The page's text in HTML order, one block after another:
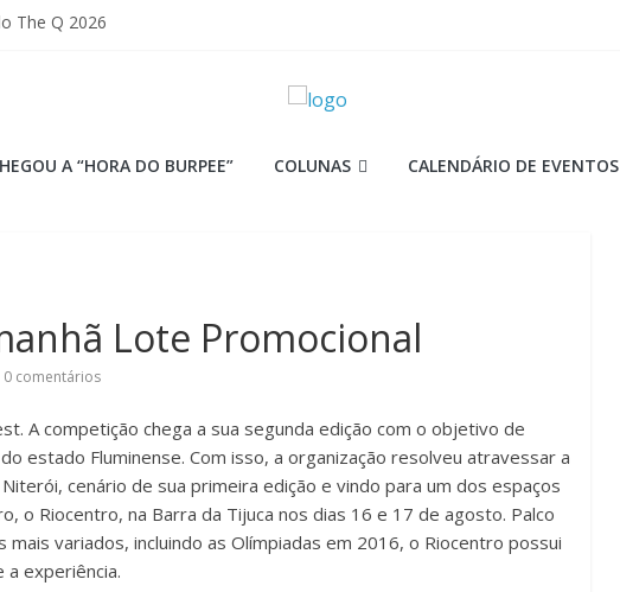
The Q 2026
A “HORA DO BURPEE” COLUNAS CALENDÁRIO DE EVENTOS
Lote Promocional
0 comentários
A competição chega a sua segunda edição com o objetivo de
estado Fluminense. Com isso, a organização resolveu atravessar a
cenário de sua primeira edição e vindo para um dos espaços
o Riocentro, na Barra da Tijuca nos dias 16 e 17 de agosto. Palco
variados, incluindo as Olímpiadas em 2016, o Riocentro possui
a experiência.